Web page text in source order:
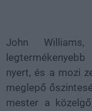
John
nyert, és a mozi
meglepő
mester a